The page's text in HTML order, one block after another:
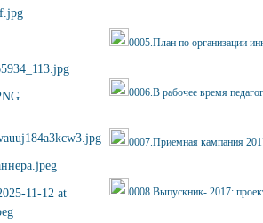
0005.План по организации
0006.В рабочее время
0007.Приемная кампания
0008.Выпускник- 2017: